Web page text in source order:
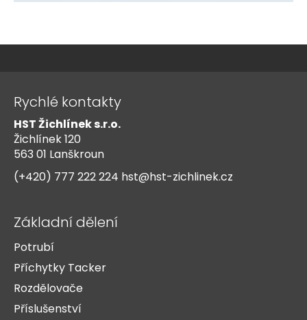
Rychlé kontakty
HST Žichlínek s.r.o.
Žichlínek 120
563 01 Lanškroun
(+420) 777 222 224 hst@hst-zichlinek.cz
Základní dělení
Potrubí
Příchytky Tacker
Rozdělovače
Příslušenství